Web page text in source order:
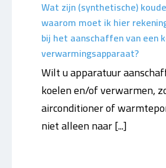
Wat zijn (synthetische)
waarom moet ik hier
bij het aanschaffen van een
verwarmingsapparaat?
Wilt u apparatuur
koelen en/of verwarmen,
airconditioner of
niet alleen naar [...]